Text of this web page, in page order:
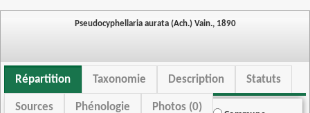
Pseudocyphellaria aurata (Ach.) Vain., 1890
Répartition Taxonomie Description Statuts
Sources Phénologie Photos (0)